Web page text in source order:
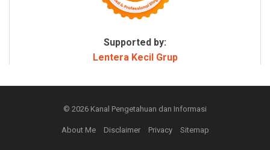
Supported by:
Lentera Kecil Grup
© 2026 Kanal Pengetahuan dan Informasi
About Me Disclaimer Privacy Sitemap